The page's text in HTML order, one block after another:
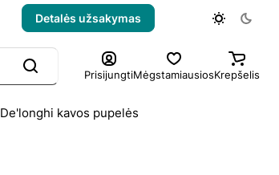
Detalės užsakymas
PrisijungtiMėgstamiausiosKrepšelis
De'longhi kavos pupelės